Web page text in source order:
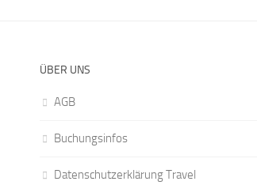
ÜBER UNS
AGB
Buchungsinfos
Datenschutzerklärung Travel